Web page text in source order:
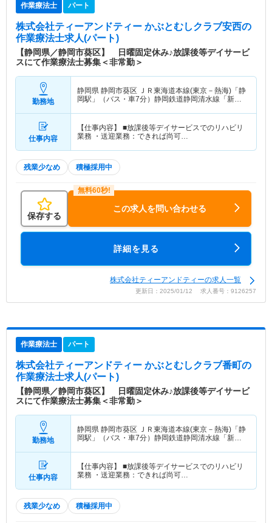
作業療法士 パート
株式会社ティーアンドティー かぶとむしクラブ安西の
作業療法士求人(パート)
【静岡県／静岡市葵区】 日曜固定休み♪放課後等デイサービ
スにて作業療法士募集＜非常勤＞
勤務地
静岡県 静岡市葵区 ＪＲ東海道本線(東京－熱海)「静
岡駅」（バス・車7分）静岡鉄道静岡清水線「新静
仕事内容
【仕事内容】 ■放課後等デイサービスでのリハビリ
業務 ・送迎業務：できれば尚可…
残業少なめ 積極採用中
保存する
この求人を問い合わせる
詳細を見る
株式会社ティーアンドティーの求人一覧
更新日：2025/01/12 求人番号：9126257
作業療法士 パート
株式会社ティーアンドティー かぶとむしクラブ番町の
作業療法士求人(パート)
【静岡県／静岡市葵区】 日曜固定休み♪放課後等デイサービ
スにて作業療法士募集＜非常勤＞
勤務地
静岡県 静岡市葵区 ＪＲ東海道本線(東京－熱海)「静
岡駅」（バス・車7分）静岡鉄道静岡清水線「新静
仕事内容
【仕事内容】 ■放課後等デイサービスでのリハビリ
業務 ・送迎業務：できれば尚可…
残業少なめ 積極採用中